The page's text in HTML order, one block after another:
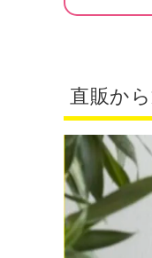
直販か